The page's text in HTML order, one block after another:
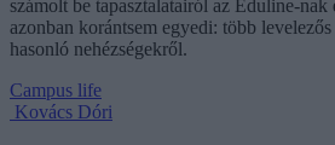
számolt be tapasztalatairól az Eduline-nak
azonban korántsem egyedi: több
hasonló nehézségekről.
Campus life
Kovács Dóri